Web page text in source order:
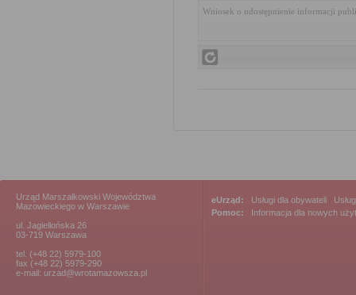
Wniosek o udostępnienie informacji
Urząd Marszałkowski Województwa
Mazowieckiego w Warszawie
ul. Jagiellońska 26
03-719 Warszawa
tel. (+48 22) 5979-100
fax (+48 22) 5979-290
e-mail: urzad@wrotamazowsza.pl
eUrząd: Usługi dla obywateli
Pomoc:
Informacja dla nowych